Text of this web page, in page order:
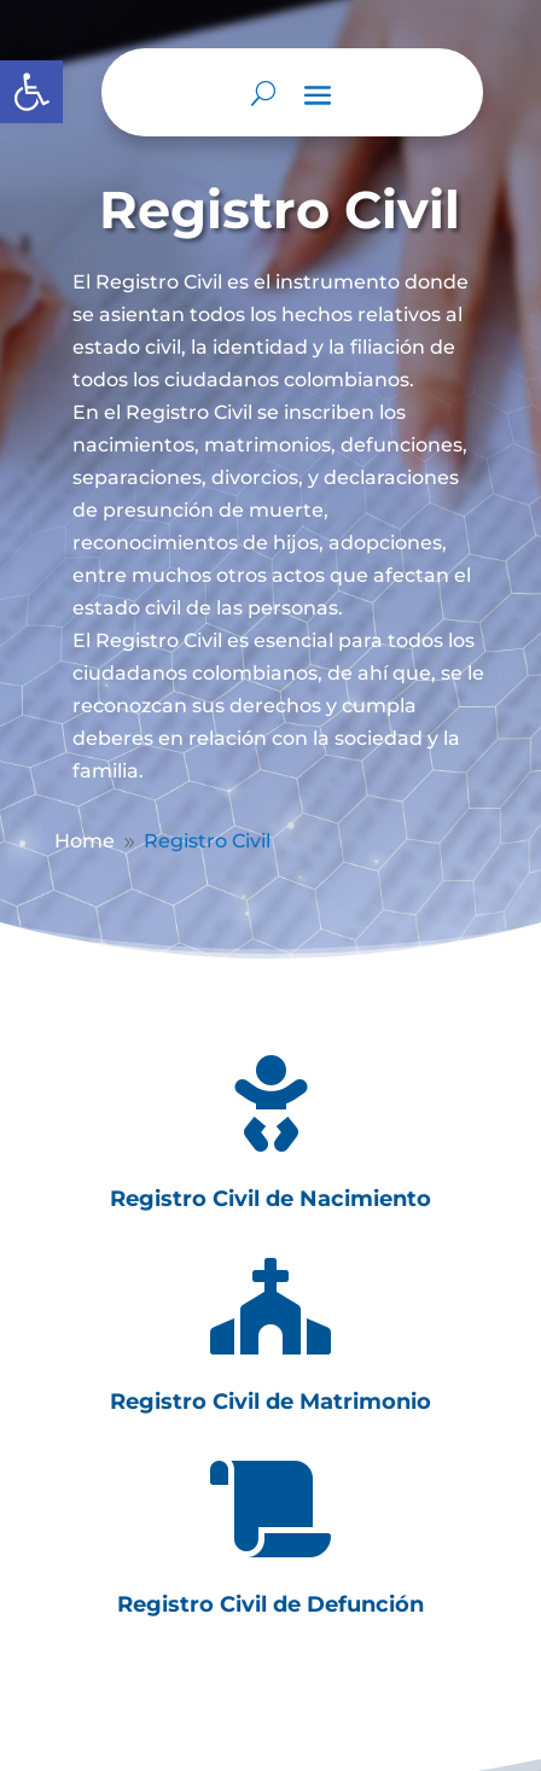
Abrir barra de herramientas
Registro Civil
El Registro Civil es el instrumento donde
se asientan todos los hechos relativos al
estado civil, la identidad y la filiación de
todos los ciudadanos colombianos.
En el Registro Civil se inscriben los
nacimientos, matrimonios, defunciones,
separaciones, divorcios, y declaraciones
de presunción de muerte,
reconocimientos de hijos, adopciones,
entre muchos otros actos que afectan el
estado civil de las personas.
El Registro Civil es esencial para todos los
ciudadanos colombianos, de ahí que, se le
reconozcan sus derechos y cumpla
deberes en relación con la sociedad y la
familia.
Home 9 Registro Civil

Registro Civil de Nacimiento

Registro Civil de Matrimonio

Registro Civil de Defunción